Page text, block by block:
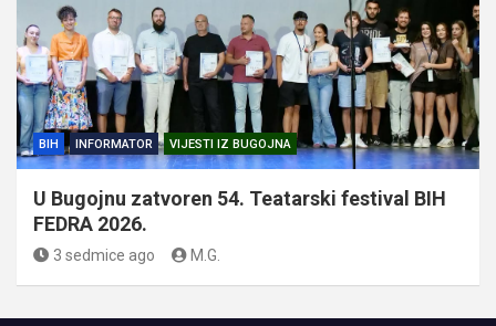
BIH INFORMATOR VIJESTI IZ BUGOJNA
U Bugojnu zatvoren 54. Teatarski festival BIH
FEDRA 2026.
3 sedmice ago M.G.